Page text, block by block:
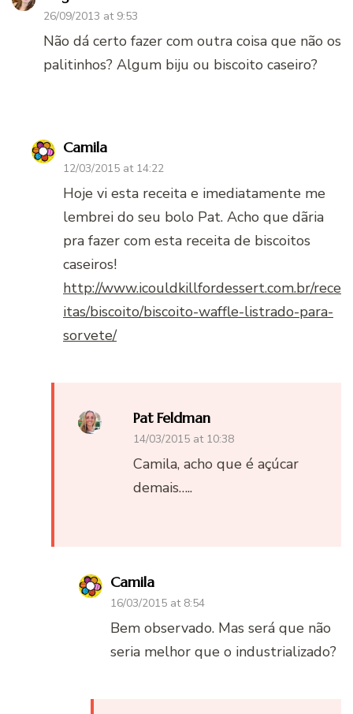
26/09/2013 at 9:53
Não dá certo fazer com outra coisa que não os
palitinhos? Algum biju ou biscoito caseiro?
Camila
12/03/2015 at 14:22
Hoje vi esta receita e imediatamente me
lembrei do seu bolo Pat. Acho que dãria
pra fazer com esta receita de biscoitos
caseiros!
http://www.icouldkillfordessert.com.br/rece
itas/biscoito/biscoito-waffle-listrado-para-
sorvete/
Pat Feldman
14/03/2015 at 10:38
Camila, acho que é açúcar
demais…..
Camila
16/03/2015 at 8:54
Bem observado. Mas será que não
seria melhor que o industrializado?